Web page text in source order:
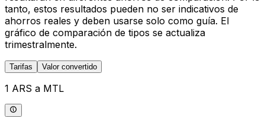
tanto, estos resultados pueden no ser indicativos de
ahorros reales y deben usarse solo como guía. El
gráfico de comparación de tipos se actualiza
trimestralmente.
Tarifas Valor convertido
1 ARS a MTL